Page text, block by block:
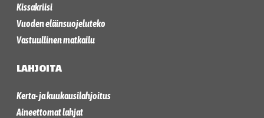
Kissakriisi
Vuoden eläinsuojeluteko
Vastuullinen matkailu
LAHJOITA
Kerta- ja kuukausilahjoitus
Aineettomat lahjat